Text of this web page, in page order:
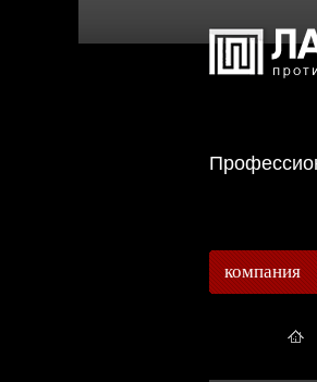
компания